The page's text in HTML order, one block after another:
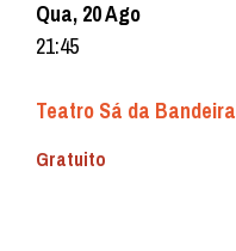
Qua, 20 Ago
21:45
Teatro Sá da Bandeira
Gratuito